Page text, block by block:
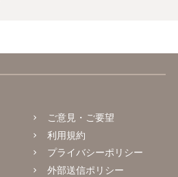
ご意見・ご要望
利用規約
プライバシーポリシー
外部送信ポリシー